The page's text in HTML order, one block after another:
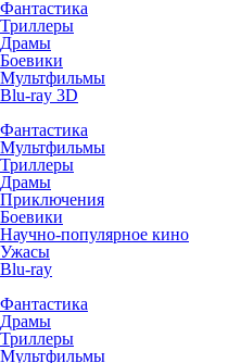
Фантастика
Триллеры
Драмы
Боевики
Мультфильмы
Blu-ray 3D
Фантастика
Мультфильмы
Триллеры
Драмы
Приключения
Боевики
Научно-популярное кино
Ужасы
Blu-ray
Фантастика
Драмы
Триллеры
Мультфильмы